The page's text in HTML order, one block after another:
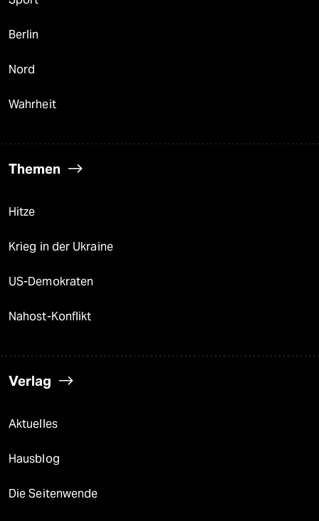
Berlin
Nord
Wahrheit
Themen
Hitze
Krieg in der Ukraine
US-Demokraten
Nahost-Konflikt
Verlag
Aktuelles
Hausblog
Die Seitenwende